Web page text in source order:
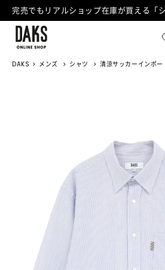
DAKS メンズ シャツ 清涼サッカーインポ